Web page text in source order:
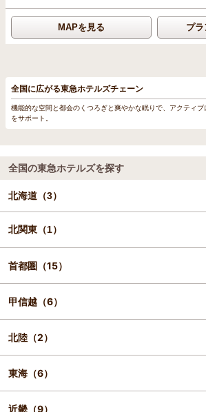
MAPを見る プ
全国に広がる東急ホテルズチェーン
機能的な空間と都会のくつろぎと爽やかな眠りで、アクティ
をサポート。
全国の東急ホテルズを探す
北海道（3）
北関東（1）
栃木（1）
首都圏（15）
東京（11）
神奈川（4）
甲信越（6）
長野（6）
北陸（2）
石川（1）
福井（1）
東海（6）
静岡（5）
近畿（9）